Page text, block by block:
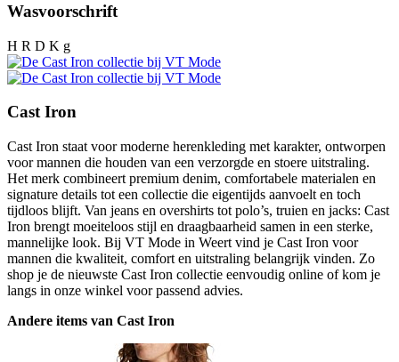
Wasvoorschrift
H R D K g
Cast Iron
Cast Iron staat voor moderne herenkleding met karakter, ontworpen
voor mannen die houden van een verzorgde en stoere uitstraling.
Het merk combineert premium denim, comfortabele materialen en
signature details tot een collectie die eigentijds aanvoelt en toch
tijdloos blijft. Van jeans en overshirts tot polo’s, truien en jacks: Cast
Iron brengt moeiteloos stijl en draagbaarheid samen in een sterke,
mannelijke look. Bij VT Mode in Weert vind je Cast Iron voor
mannen die kwaliteit, comfort en uitstraling belangrijk vinden. Zo
shop je de nieuwste Cast Iron collectie eenvoudig online of kom je
langs in onze winkel voor passend advies.
Andere items van Cast Iron